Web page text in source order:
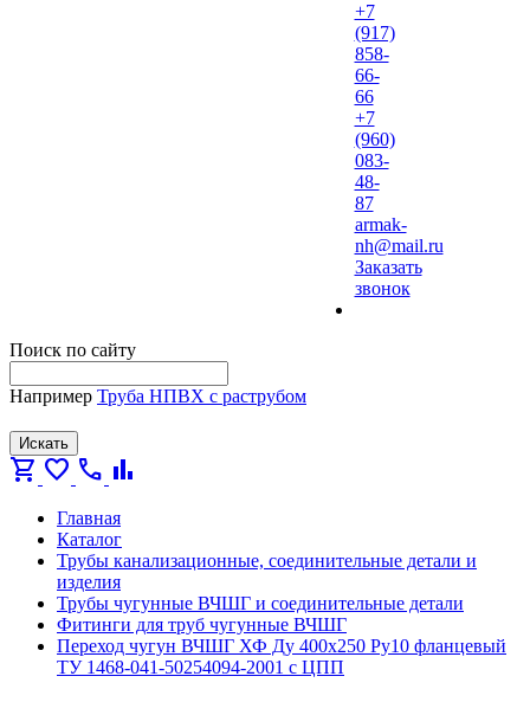
+7
(917)
858-
66-
66
+7
(960)
083-
48-
87
armak-
nh@mail.ru
Заказать
звонок
Поиск по сайту
Например Труба НПВХ с раструбом
Искать
shopping_cart favorite call bar_chart
Главная
Каталог
Трубы канализационные, соединительные детали и
изделия
Трубы чугунные ВЧШГ и соединительные детали
Фитинги для труб чугунные ВЧШГ
Переход чугун ВЧШГ ХФ Ду 400х250 Ру10 фланцевый
ТУ 1468-041-50254094-2001 с ЦПП